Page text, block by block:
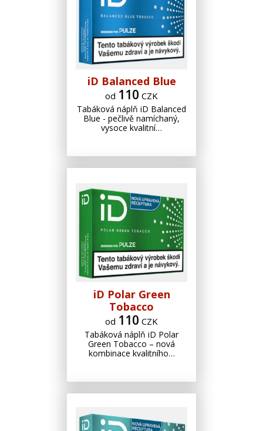
iD Balanced Blue
od 110 CZK
Tabáková náplň iD Balanced
Blue - pečlivě namíchaný,
vysoce kvalitní…
iD Polar Green
Tobacco
od 110 CZK
Tabáková náplň iD Polar
Green Tobacco – nová
kombinace kvalitního…